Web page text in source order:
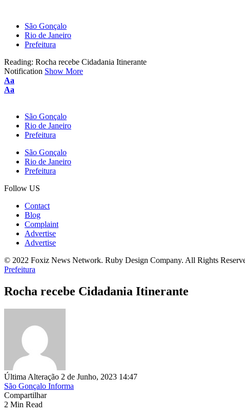
São Gonçalo
Rio de Janeiro
Prefeitura
Reading: Rocha recebe Cidadania Itinerante
Notification Show More
Aa
Aa
São Gonçalo
Rio de Janeiro
Prefeitura
São Gonçalo
Rio de Janeiro
Prefeitura
Follow US
Contact
Blog
Complaint
Advertise
Advertise
© 2022 Foxiz News Network. Ruby Design Company. All Rights
Prefeitura
Rocha recebe Cidadania Itinerante
Última Alteração 2 de Junho, 2023 14:47
São Gonçalo Informa
Compartilhar
2 Min Read